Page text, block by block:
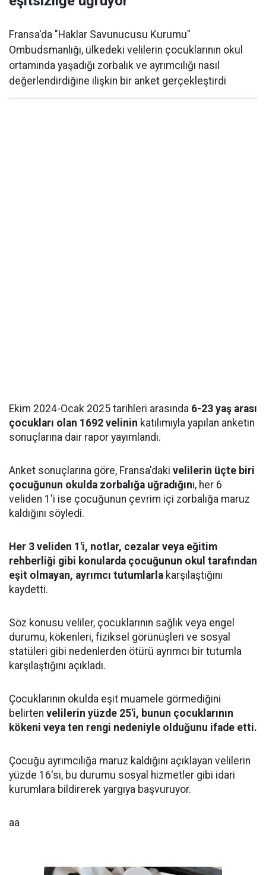
Fransa'da "Haklar Savunucusu Kurumu"
Ombudsmanlığı, ülkedeki velilerin çocuklarının okul
ortamında yaşadığı zorbalık ve ayrımcılığı nasıl
değerlendirdiğine ilişkin bir anket gerçekleştirdi
Ekim 2024-Ocak 2025 tarihleri arasında 6-23 yaş arası
çocukları olan 1692 velinin katılımıyla yapılan anketin
sonuçlarına dair rapor yayımlandı.
Anket sonuçlarına göre, Fransa'daki velilerin üçte biri
çocuğunun okulda zorbalığa uğradığını, her 6
veliden 1'i ise çocuğunun çevrim içi zorbalığa maruz
kaldığını söyledi.
Her 3 veliden 1'i, notlar, cezalar veya eğitim
rehberliği gibi konularda çocuğunun okul tarafından
eşit olmayan, ayrımcı tutumlarla karşılaştığını
kaydetti.
Söz konusu veliler, çocuklarının sağlık veya engel
durumu, kökenleri, fiziksel görünüşleri ve sosyal
statüleri gibi nedenlerden ötürü ayrımcı bir tutumla
karşılaştığını açıkladı.
Çocuklarının okulda eşit muamele görmediğini
belirten velilerin yüzde 25'i, bunun çocuklarının
kökeni veya ten rengi nedeniyle olduğunu ifade etti.
Çocuğu ayrımcılığa maruz kaldığını açıklayan velilerin
yüzde 16'sı, bu durumu sosyal hizmetler gibi idari
kurumlara bildirerek yargıya başvuruyor.
aa